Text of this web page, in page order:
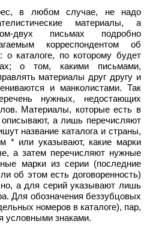
в любом случае, не надо
материалы, а
двух письмах подробно
корреспондентом об
каталоге, по которому будет
о том, какими письмами,
материалы друг другу и
и манколистами. Так
нужных, недостающих
Материалы, которые есть в
а лишь перечисляют
название каталога и страны,
* или указывают, какие марки
а затем перечисляют нужные
марки из серии (последние
об этом есть договоренность)
а для серий указывают лишь
Для обозначения беззубцовых
номеров в каталоге), пар,
условными знаками.